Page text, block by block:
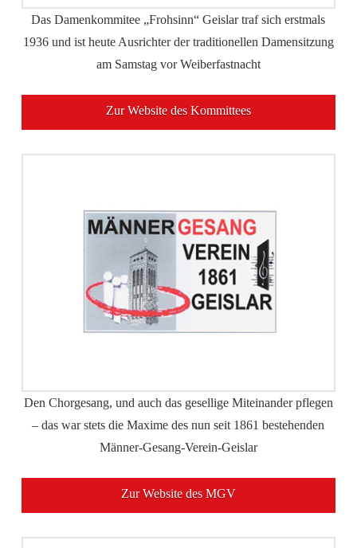
Das Damenkommitee „Frohsinn“ Geislar traf sich erstmals
1936 und ist heute Ausrichter der traditionellen Damensitzung
am Samstag vor Weiberfastnacht
Zur Website des Kommittees
Den Chorgesang, und auch das gesellige Miteinander pflegen
– das war stets die Maxime des nun seit 1861 bestehenden
Männer-Gesang-Verein-Geislar
Zur Website des MGV